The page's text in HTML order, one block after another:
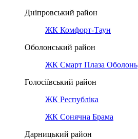
Дніпровський район
ЖК Комфорт-Таун
Оболонський район
ЖК Смарт Плаза Оболонь
Голосіївський район
ЖК Республіка
ЖК Сонячна Брама
Дарницький район